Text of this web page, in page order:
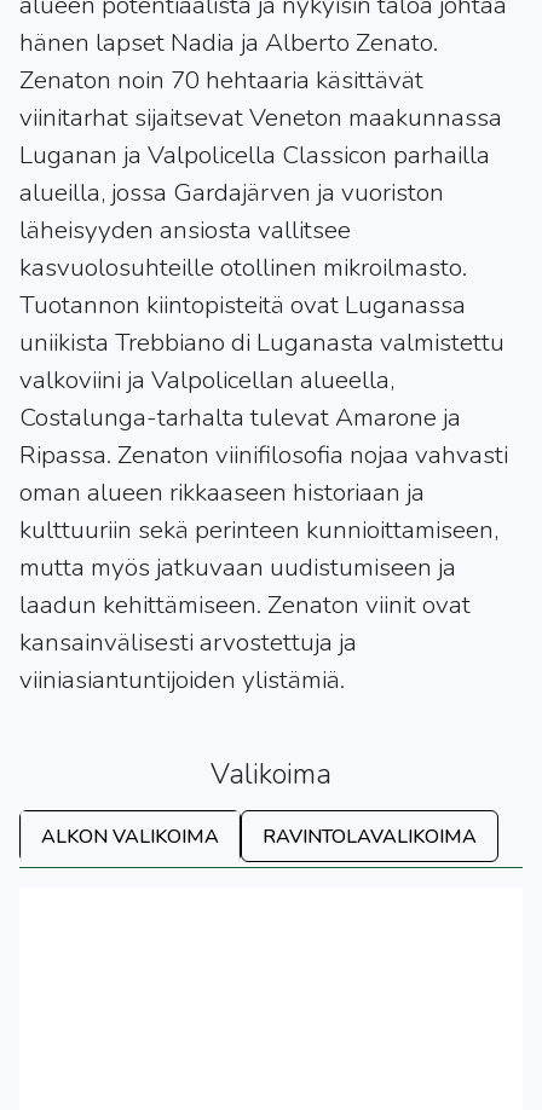
hänen lapset Nadia ja Alberto Zenato.
Zenaton noin 70 hehtaaria käsittävät
viinitarhat sijaitsevat Veneton maakunnassa
Luganan ja Valpolicella Classicon parhailla
alueilla, jossa Gardajärven ja vuoriston
läheisyyden ansiosta vallitsee
kasvuolosuhteille otollinen mikroilmasto.
Tuotannon kiintopisteitä ovat Luganassa
uniikista Trebbiano di Luganasta valmistettu
valkoviini ja Valpolicellan alueella,
Costalunga-tarhalta tulevat Amarone ja
Ripassa. Zenaton viinifilosofia nojaa vahvasti
oman alueen rikkaaseen historiaan ja
kulttuuriin sekä perinteen kunnioittamiseen,
mutta myös jatkuvaan uudistumiseen ja
laadun kehittämiseen. Zenaton viinit ovat
kansainvälisesti arvostettuja ja
viiniasiantuntijoiden ylistämiä.
Valikoima
ALKON VALIKOIMA RAVINTOLAVALIKOIMA